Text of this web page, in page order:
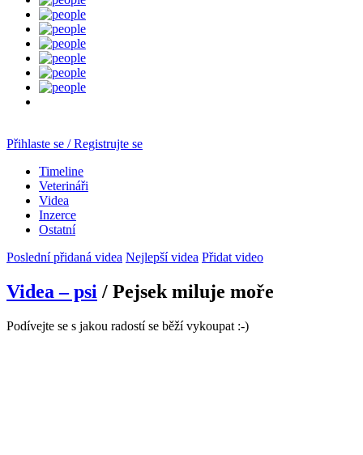
Přihlaste se / Registrujte se
Timeline
Veterináři
Videa
Inzerce
Ostatní
Poslední přidaná videa Nejlepší videa Přidat video
Videa – psi / Pejsek miluje moře
Podívejte se s jakou radostí se běží vykoupat :-)